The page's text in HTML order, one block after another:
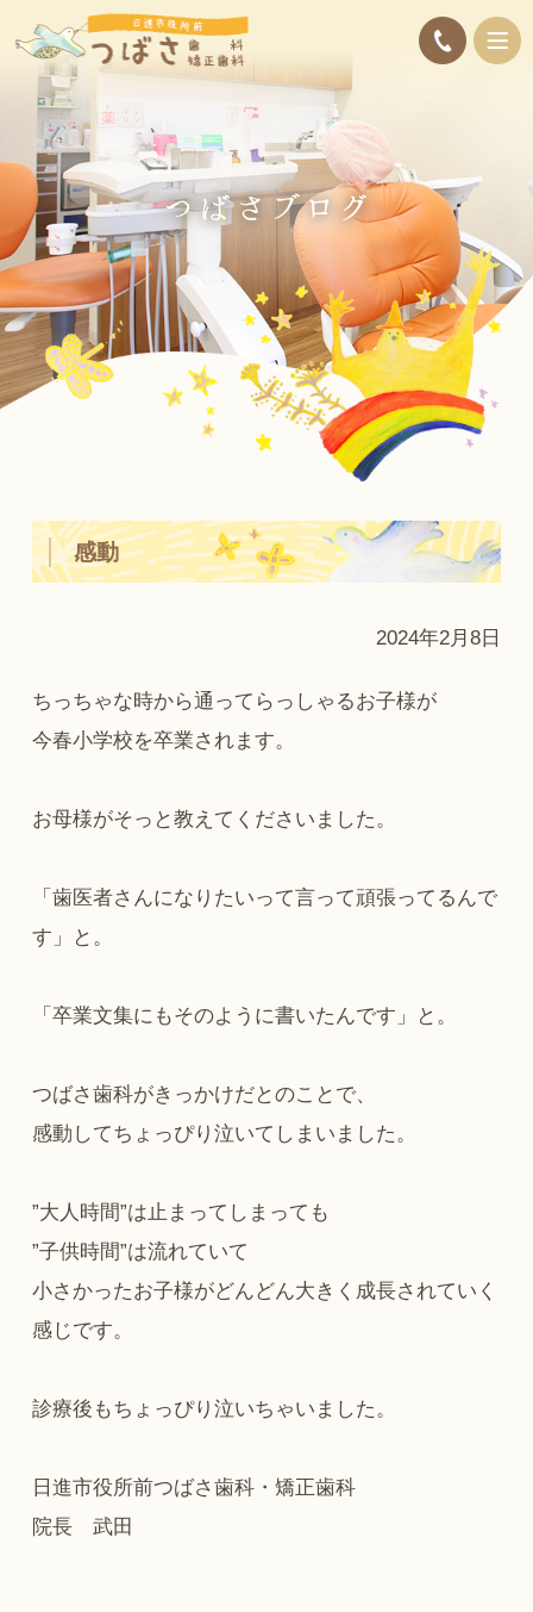
感動
2024年2月8日
ちっちゃな時から通ってらっしゃるお子様が
今春小学校を卒業されます。
お母様がそっと教えてくださいました。
「歯医者さんになりたいって言って頑張ってるんで
す」と。
「卒業文集にもそのように書いたんです」と。
つばさ歯科がきっかけだとのことで、
感動してちょっぴり泣いてしまいました。
”大人時間”は止まってしまっても
”子供時間”は流れていて
小さかったお子様がどんどん大きく成長されていく
感じです。
診療後もちょっぴり泣いちゃいました。
日進市役所前つばさ歯科・矯正歯科
院長 武田